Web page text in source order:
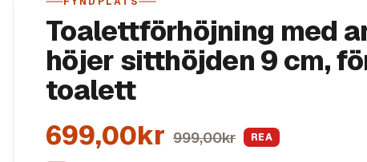
Toalettförhöjning med
höjer sitthöjden 9 cm,
toalett
699,00kr 999,00kr REA